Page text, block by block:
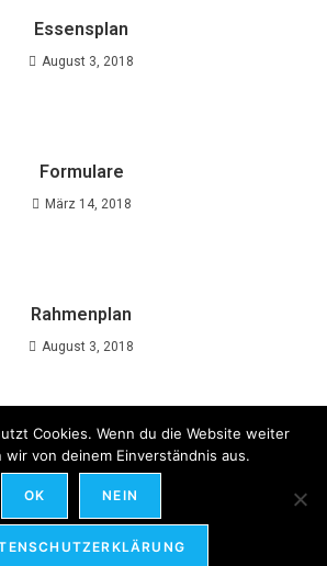
Essensplan
August 3, 2018
Formulare
März 14, 2018
Rahmenplan
August 3, 2018
& IMPRESSUM
Cookies. Wenn du die Website weiter
von deinem Einverständnis aus.
OK NEIN